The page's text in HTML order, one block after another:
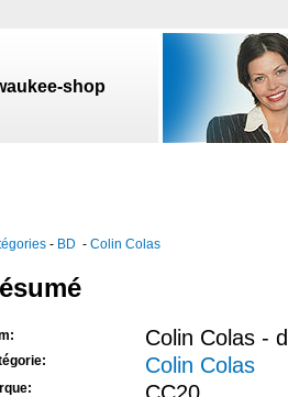
shop
- BD - Colin Colas
Colin Colas -
Colin Colas